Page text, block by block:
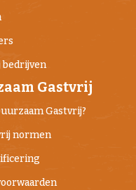
bedrijven
Gastvrij
Gastvrij?
normen